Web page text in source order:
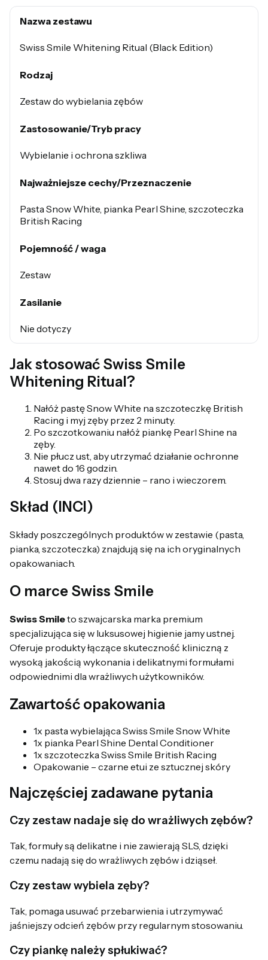
Nazwa zestawu
Swiss Smile Whitening Ritual (Black Edition)
Rodzaj
Zestaw do wybielania zębów
Zastosowanie/Tryb pracy
Wybielanie i ochrona szkliwa
Najważniejsze cechy/Przeznaczenie
Pasta Snow White, pianka Pearl Shine, szczoteczka
British Racing
Pojemność / waga
Zestaw
Zasilanie
Nie dotyczy
Jak stosować Swiss Smile
Whitening Ritual?
Nałóż pastę Snow White na szczoteczkę British
Racing i myj zęby przez 2 minuty.
Po szczotkowaniu nałóż piankę Pearl Shine na
zęby.
Nie płucz ust, aby utrzymać działanie ochronne
nawet do 16 godzin.
Stosuj dwa razy dziennie – rano i wieczorem.
Skład (INCI)
Składy poszczególnych produktów w zestawie (pasta,
pianka, szczoteczka) znajdują się na ich oryginalnych
opakowaniach.
O marce Swiss Smile
Swiss Smileto szwajcarska marka premium
specjalizująca się w luksusowej higienie jamy ustnej.
Oferuje produkty łączące skuteczność kliniczną z
wysoką jakością wykonania i delikatnymi formułami
odpowiednimi dla wrażliwych użytkowników.
Zawartość opakowania
1x pasta wybielająca Swiss Smile Snow White
1x pianka Pearl Shine Dental Conditioner
1x szczoteczka Swiss Smile British Racing
Opakowanie – czarne etui ze sztucznej skóry
Najczęściej zadawane pytania
Czy zestaw nadaje się do wrażliwych zębów?
Tak, formuły są delikatne i nie zawierają SLS, dzięki
czemu nadają się do wrażliwych zębów i dziąseł.
Czy zestaw wybiela zęby?
Tak, pomaga usuwać przebarwienia i utrzymywać
jaśniejszy odcień zębów przy regularnym stosowaniu.
Czy piankę należy spłukiwać?